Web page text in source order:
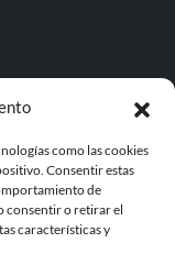
como las cookies
Consentir estas
de
consentir o retirar el
características y